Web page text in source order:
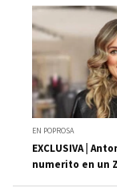
EN POPROSA
EXCLUSIVA |
numerito en un